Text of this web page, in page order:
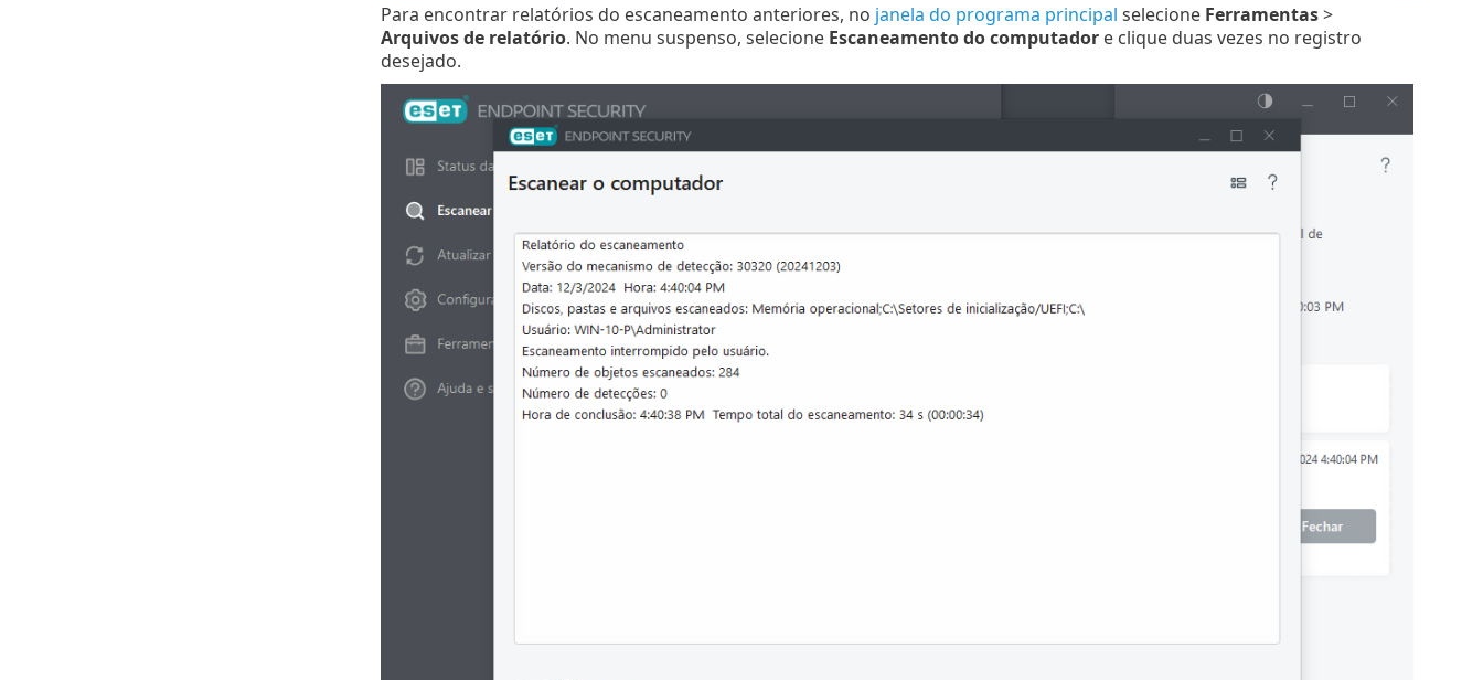
Para encontrar relatórios do escaneamento anteriores, no janela do programa principal selecione Ferramentas>
Arquivos de relatório. No menu suspenso, selecione Escaneamento do computadore clique duas vezes no registro
desejado.